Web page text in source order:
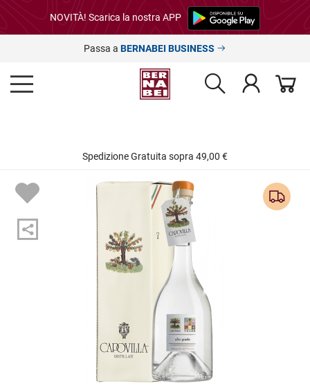
NOVITÀ! Scarica la nostra APP
Passa a BERNABEI BUSINESS
Spedizione Gratuita sopra 49,00 €